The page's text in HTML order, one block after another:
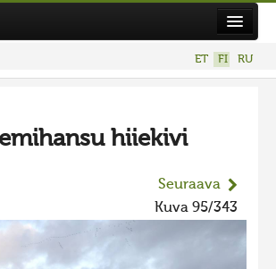
2026
2025
lisä
2025
ET FI RU
hiiekivi
Seuraava
Kuva 95/343